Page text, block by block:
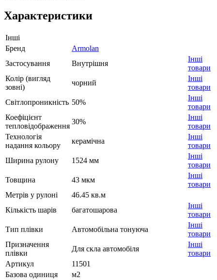
Характеристики
Інші
Бренд
Armolan
Застосування
Внутрішня
Інші
товари
Колір (вигляд
зовні)
чорний
Інші
товари
Світлопроникність 50%
Інші
товари
Коефіцієнт
тепловідображення
30%
Інші
товари
Технологія
надання кольору
керамічна
Інші
товари
Ширина рулону
1524 мм
Інші
товари
Товщина
43 мкм
Інші
товари
Метрів у рулоні
46.45 кв.м
Кількість шарів
багатошарова
Інші
товари
Тип плівки
Автомобільна тонуюча
Інші
товари
Призначення
плівки
Для скла автомобіля
Інші
товари
Артикул
11501
Базова одиниця
м2